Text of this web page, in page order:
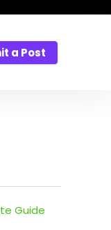
a Post
Guide